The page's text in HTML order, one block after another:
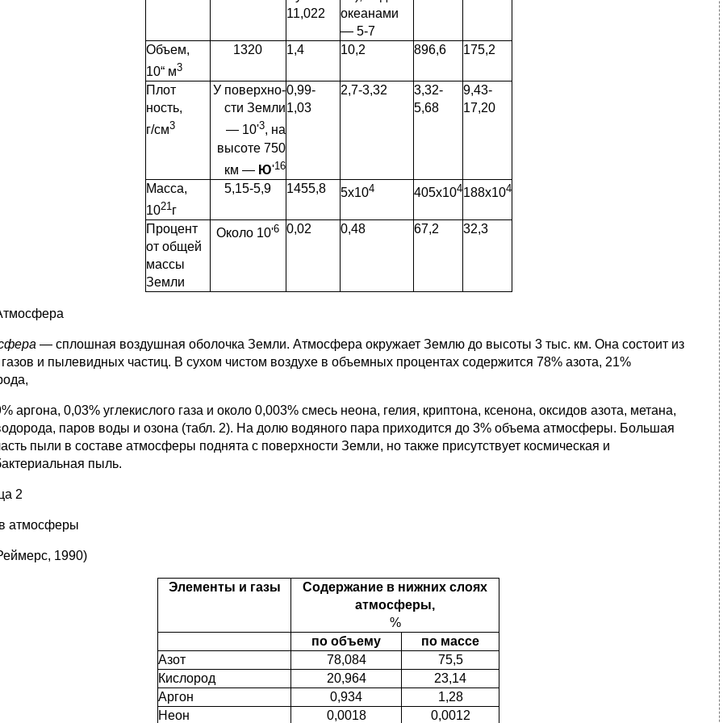
11,022
океанами
— 5-7
Объем,
10“ м3
1320 1,4 10,2 896,6 175,2
Плот­
ность,
г/см3
У поверхно­
сти Земли
— 10'3, на
высоте 750
км — Ю'16
0,99-
1,03
2,7-3,32
3,32-
5,68
9,43-
17,20
Масса,
1021г
5,15-5,9 1455,8 5x104 405x104188х104
Процент
от общей
массы
Земли
Около 10'6 0,02 0,48 67,2 32,3
— сплошная воздушная оболочка Земли. Ат­мосфера окружает Землю до высоты 3 тыс. км. Она состоит из
и пылевидных частиц. В сухом чистом воздухе в объемных процентах содержится 78% азота, 21%
аргона, 0,03% углекислого газа и около 0,003% смесь неона, гелия, криптона, ксенона, оксидов азота, метана,
паров воды и озона (табл. 2). На долю водяного пара приходится до 3% объема атмосферы. Большая
пыли в составе атмосферы поднята с поверхности Земли, но также присутствует космическая и
пыль.
2
атмосферы
1990)
Элементы и газы
Содержание в нижних слоях
атмосферы,
%
по объему
по массе
Азот
78,084
75,5
Кислород
20,964
23,14
Аргон
0,934
1,28
Неон
0,0018 0,0012